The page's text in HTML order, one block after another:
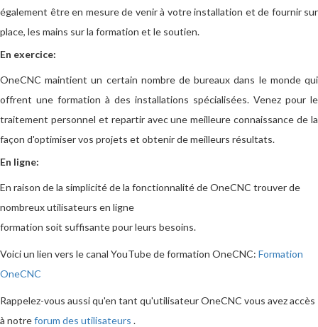
également être en mesure de venir à votre installation et de fournir sur
place, les mains sur la formation et le soutien.
En exercice:
OneCNC maintient un certain nombre de bureaux dans le monde qui
offrent une formation à des installations spécialisées. Venez pour le
traitement personnel et repartir avec une meilleure connaissance de la
façon d'optimiser vos projets et obtenir de meilleurs résultats.
En ligne:
En raison de la simplicité de la fonctionnalité de OneCNC trouver de
nombreux utilisateurs en ligne
formation soit suffisante pour leurs besoins.
Voici un lien vers le canal YouTube de formation OneCNC: Formation
OneCNC
Rappelez-vous aussi qu'en tant qu'utilisateur OneCNC vous avez accès
à notreforum des utilisateurs .